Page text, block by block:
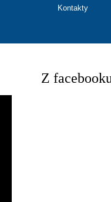
Kontakty
Z